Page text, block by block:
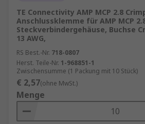
TE Connectivity AMP MCP 2.8
Anschlussklemme für AMP MCP
Steckverbindergehäuse, Buchse
13 AWG,
RS Best.-Nr. 718-0807
Herst. Teile-Nr. 1-968851-1
Zwischensumme (1 Packung mit 10 Stück)
€ 2,57(ohne MwSt.)
Menge